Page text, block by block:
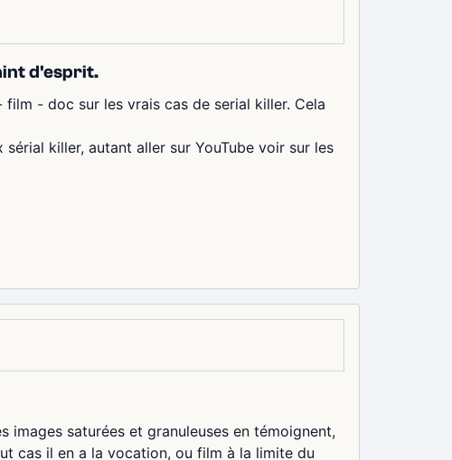
d'esprit.
- doc sur les vrais cas de serial killer. Cela
killer, autant aller sur YouTube voir sur les
saturées et granuleuses en témoignent,
cas il en a la vocation, ou film à la limite du